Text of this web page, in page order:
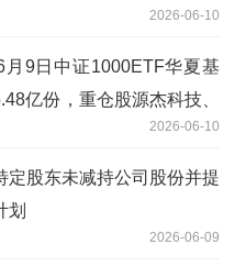
2026-06-10
月9日中证1000ETF华夏基
亿份，重仓股源杰科技、
2026-06-10
定股东未减持公司股份并提
划
2026-06-09